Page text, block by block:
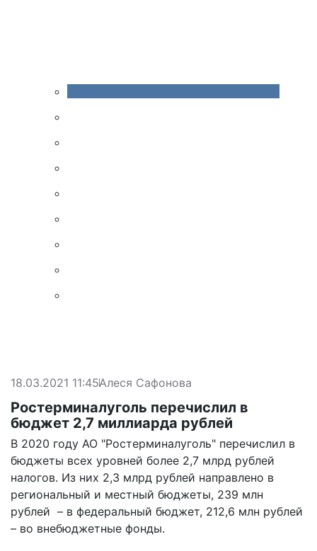
18.03.2021 11:45Алеся Сафонова
Ростерминалуголь перечислил в
бюджет 2,7 миллиарда рублей
В 2020 году АО "Ростерминалуголь" перечислил в
бюджеты всех уровней более 2,7 млрд рублей
налогов. Из них 2,3 млрд рублей направлено в
региональный и местный бюджеты, 239 млн
рублей – в федеральный бюджет, 212,6 млн рублей
– во внебюджетные фонды.